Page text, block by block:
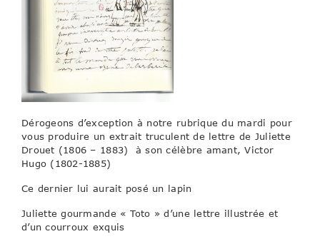
Dérogeons d’exception à notre rubrique du mardi pour
vous produire un extrait truculent de lettre de Juliette
Drouet (1806 – 1883) à son célèbre amant, Victor
Hugo (1802-1885)
Ce dernier lui aurait posé un lapin
Juliette gourmande « Toto » d’une lettre illustrée et
d’un courroux exquis